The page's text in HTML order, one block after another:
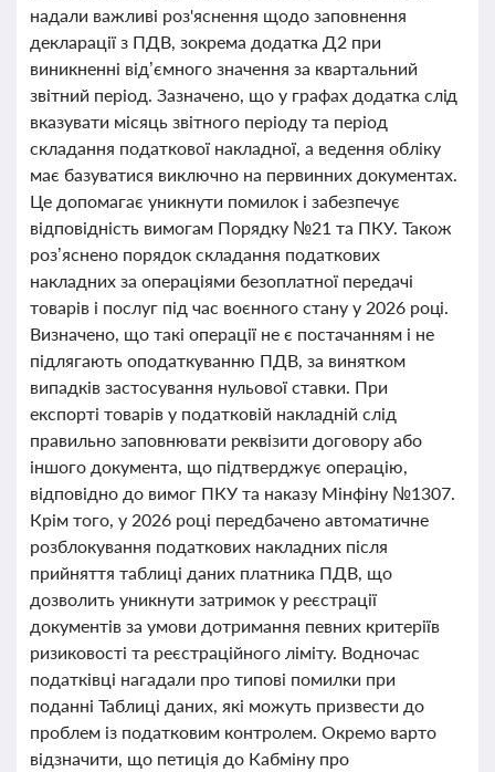
надали важливі роз'яснення щодо заповнення
декларації з ПДВ, зокрема додатка Д2 при
виникненні від’ємного значення за квартальний
звітний період. Зазначено, що у графах додатка слід
вказувати місяць звітного періоду та період
складання податкової накладної, а ведення обліку
має базуватися виключно на первинних документах.
Це допомагає уникнути помилок і забезпечує
відповідність вимогам Порядку №21 та ПКУ. Також
роз’яснено порядок складання податкових
накладних за операціями безоплатної передачі
товарів і послуг під час воєнного стану у 2026 році.
Визначено, що такі операції не є постачанням і не
підлягають оподаткуванню ПДВ, за винятком
випадків застосування нульової ставки. При
експорті товарів у податковій накладній слід
правильно заповнювати реквізити договору або
іншого документа, що підтверджує операцію,
відповідно до вимог ПКУ та наказу Мінфіну №1307.
Крім того, у 2026 році передбачено автоматичне
розблокування податкових накладних після
прийняття таблиці даних платника ПДВ, що
дозволить уникнути затримок у реєстрації
документів за умови дотримання певних критеріїв
ризиковості та реєстраційного ліміту. Водночас
податківці нагадали про типові помилки при
поданні Таблиці даних, які можуть призвести до
проблем із податковим контролем. Окремо варто
відзначити, що петиція до Кабміну про